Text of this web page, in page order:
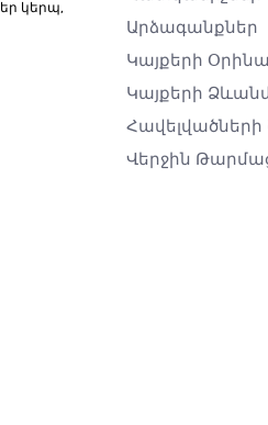
կերպ,
Արձագանքներ
Կայքերի
Կայքերի
Հավելվածների
Վերջին